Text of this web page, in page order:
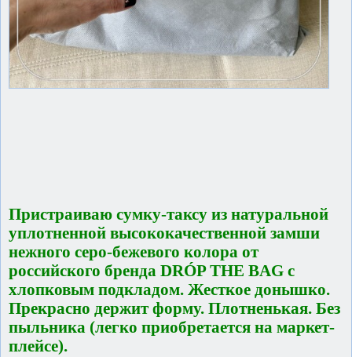
Пристраиваю сумку-таксу из натуральной
уплотненной высококачественной замши
нежного серо-бежевого колора от
российского бренда DRÓP THE BAG с
хлопковым подкладом. Жесткое донышко.
Прекрасно держит форму. Плотненькая. Без
пыльника (легко приобретается на маркет-
плейсе).